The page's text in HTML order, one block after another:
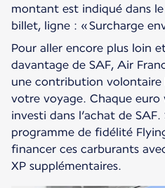
montant est indiqué dans
billet, ligne : « Surcharge
Pour aller encore plus loin
davantage de SAF, Air
une contribution volontaire
votre voyage. Chaque
investi dans l’achat de
programme de fidélité
financer ces carburants
XP supplémentaires.